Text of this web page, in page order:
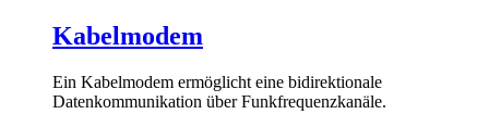
Kabelmodem
Ein Kabelmodem ermöglicht eine bidirektionale
Datenkommunikation über Funkfrequenzkanäle.